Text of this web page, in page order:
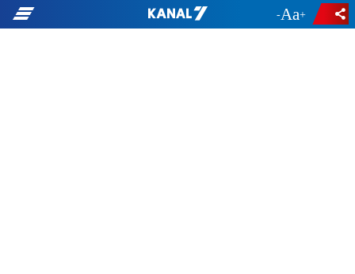
- +